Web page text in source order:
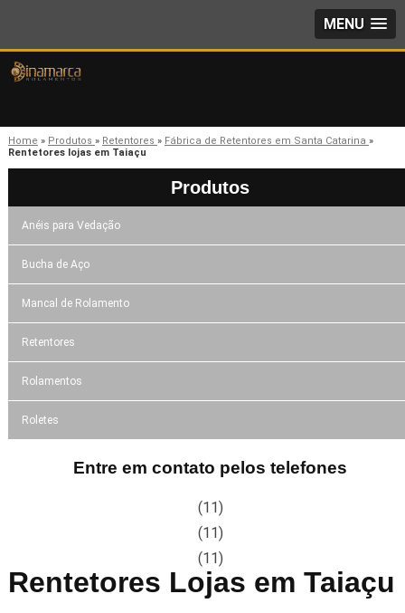
MENU
Home » Produtos » Retentores » Fábrica de Retentores em Santa Catarina »
Rentetores lojas em Taiaçu
Produtos
Anéis para Vedação
Bucha de Aço
Mancal de Rolamento
Retentores
Rolamentos
Roletes
Entre em contato pelos telefones
(11)
(11)
(11)
Rentetores Lojas em Taiaçu